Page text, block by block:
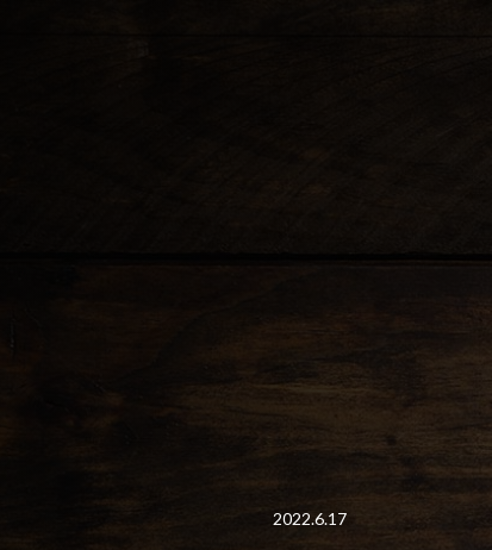
2022.6.17